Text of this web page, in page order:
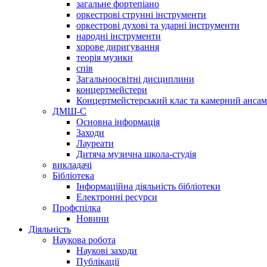
загальне фортепіано
оркестрові струнні інструменти
оркестрові духові та ударні інструменти
народні інструменти
хорове диригування
теорія музики
спів
Загальноосвітні дисциплини
концертмейстери
Концертмейстерський клас та камерний
ДМШ-С
Основна інформація
Заходи
Лауреати
Дитяча музична школа-студія
викладачі
Бібліотека
Інформаційна діяльність бібліотеки
Електронні ресурси
Профспілка
Новини
Діяльність
Наукова робота
Наукові заходи
Публікації